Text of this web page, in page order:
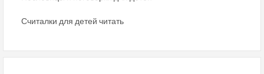
Считалки для детей читать